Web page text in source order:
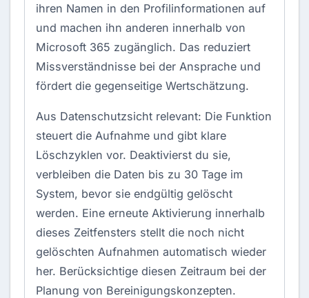
ihren Namen in den Profilinformationen auf
und machen ihn anderen innerhalb von
Microsoft 365 zugänglich. Das reduziert
Missverständnisse bei der Ansprache und
fördert die gegenseitige Wertschätzung.
Aus Datenschutzsicht relevant: Die Funktion
steuert die Aufnahme und gibt klare
Löschzyklen vor. Deaktivierst du sie,
verbleiben die Daten bis zu 30 Tage im
System, bevor sie endgültig gelöscht
werden. Eine erneute Aktivierung innerhalb
dieses Zeitfensters stellt die noch nicht
gelöschten Aufnahmen automatisch wieder
her. Berücksichtige diesen Zeitraum bei der
Planung von Bereinigungskonzepten.